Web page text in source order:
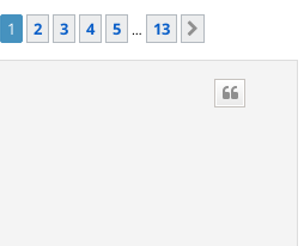
1sur
1 2 3 4 5 … 13